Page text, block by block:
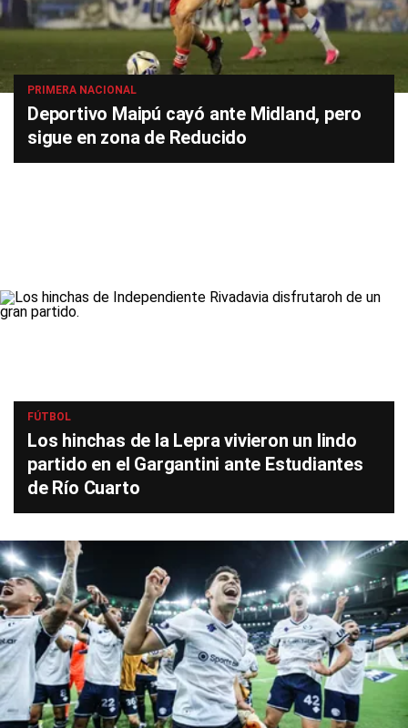
PRIMERA NACIONAL
Deportivo Maipú cayó ante Midland, pero
sigue en zona de Reducido
FÚTBOL
Los hinchas de la Lepra vivieron un lindo
partido en el Gargantini ante Estudiantes
de Río Cuarto